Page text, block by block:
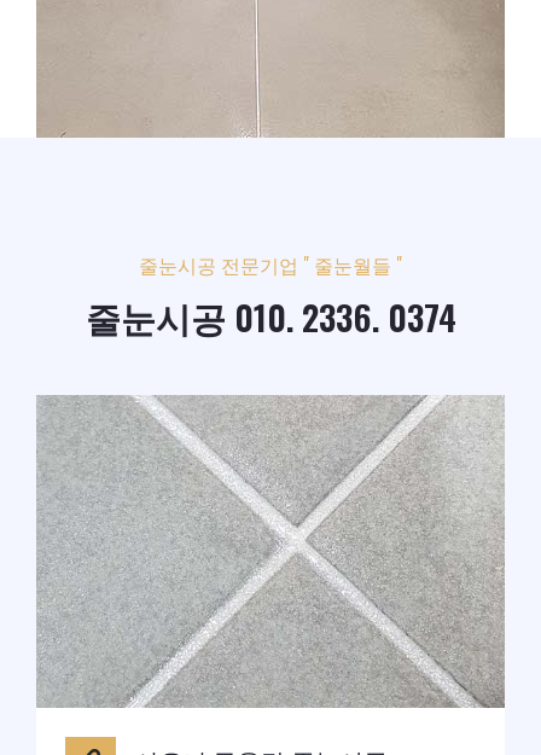
줄눈시공 전문기업 " 줄눈월들 "
줄눈시공 010. 2336. 0374